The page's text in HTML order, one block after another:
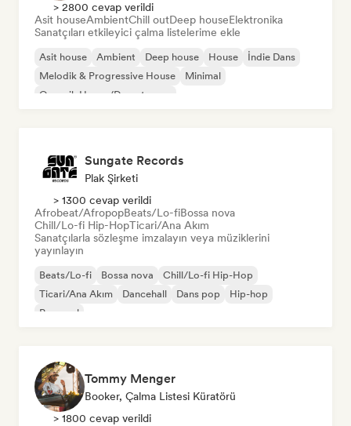
> 2800 cevap verildi
Asit houseAmbientChill outDeep houseElektronika
Sanatçıları etkileyici çalma listelerime ekle
Asit house Ambient Deep house House
İndie Dans
Melodik & Progressive House
Minimal
Organik House/Downtempo
Sungate Records
Plak Şirketi
> 1300 cevap verildi
Afrobeat/AfropopBeats/Lo-fiBossa nova
Chill/Lo-fi Hip-HopTicari/Ana Akım
Sanatçılarla sözleşme imzalayın veya müziklerini
yayınlayın
Beats/Lo-fi Bossa nova
Chill/Lo-fi Hip-Hop
Ticari/Ana Akım
Dancehall Dans pop
Hip-hop
Pop soul
Tommy Menger
Booker, Çalma Listesi Küratörü
> 1800 cevap verildi